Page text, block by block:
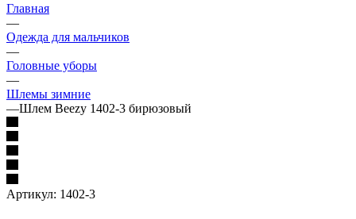
Главная
—
Одежда для мальчиков
—
Головные уборы
—
Шлемы зимние
—Шлем Beezy 1402-3 бирюзовый
Артикул: 1402-3